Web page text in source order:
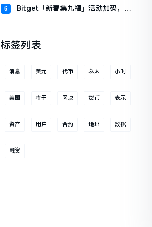
6
Bitget「新春集九福」活动加码，报
标签列表
消息 美元 代币 以太 小时
美国 将于 区块 货币 表示
资产 用户 合约 地址 数据
融资